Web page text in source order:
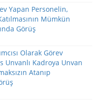
Yapan Personelin,
Mümkün
Görüş
Olarak Görev
Unvanlı Kadroya Unvan
Atanıp